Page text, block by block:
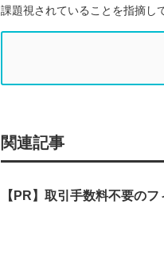
課題視されていることを指摘し
関連記事
【PR】取引手数料不要の